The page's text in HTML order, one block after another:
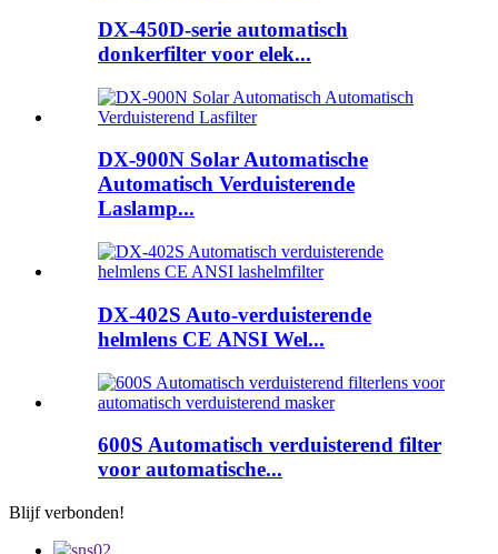
DX-450D-serie automatisch
donkerfilter voor elek...
DX-900N Solar Automatische
Automatisch Verduisterende
Laslamp...
DX-402S Auto-verduisterende
helmlens CE ANSI Wel...
600S Automatisch verduisterend filter
voor automatische...
Blijf verbonden!